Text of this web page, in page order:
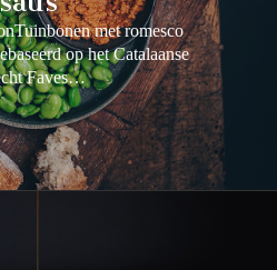
met romesco
op het Catalaanse
Faves…